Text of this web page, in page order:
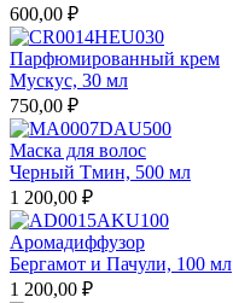
600,00 ₽
Парфюмированный крем
Мускус, 30 мл
750,00 ₽
Маска для волос
Черный Тмин, 500 мл
1 200,00 ₽
Аромадиффузор
Бергамот и Пачули, 100 мл
1 200,00 ₽